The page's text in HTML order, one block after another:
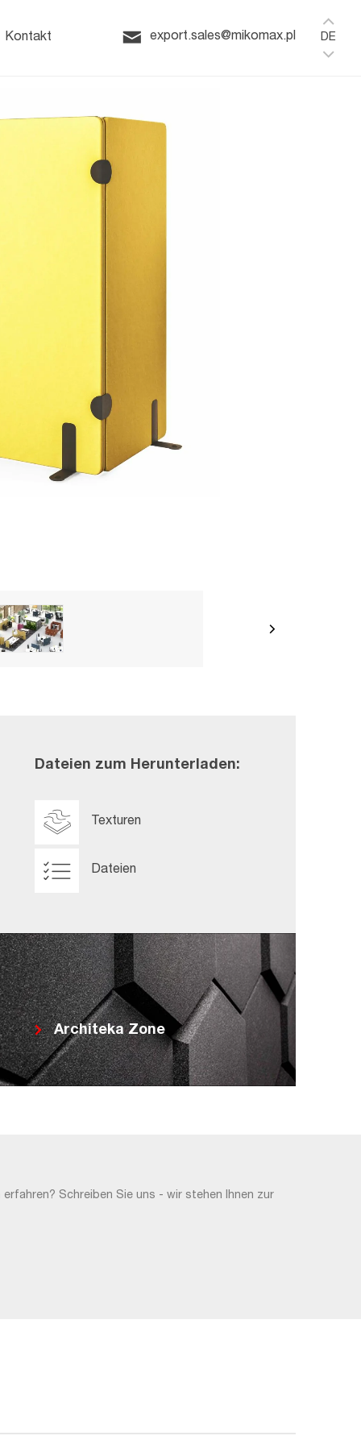
Kontakt export.sales@mikomax.pl DE
Dateien zum Herunterladen:
Texturen
Dateien
Architeka Zone
Schreiben Sie uns - wir stehen Ihnen zur